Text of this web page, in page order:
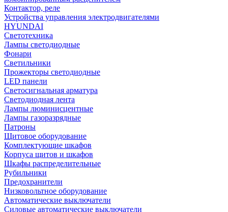
Контактор, реле
Устройства управления электродвигателями
HYUNDAI
Светотехника
Лампы светодиодные
Фонари
Светильники
Прожекторы светодиодные
LED панели
Светосигнальная арматура
Светодиодная лента
Лампы люминисцентные
Лампы газоразрядные
Патроны
Щитовое оборудование
Комплектующие шкафов
Корпуса щитов и шкафов
Шкафы распределительные
Рубильники
Предохранители
Низковольтное оборудование
Автоматические выключатели
Силовые автоматические выключатели